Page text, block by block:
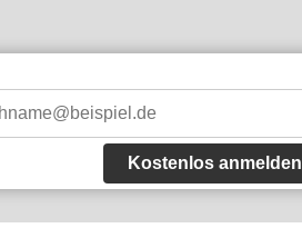
Kostenlos anmelden